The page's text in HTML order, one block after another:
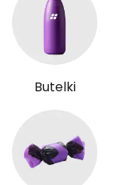
Butelki